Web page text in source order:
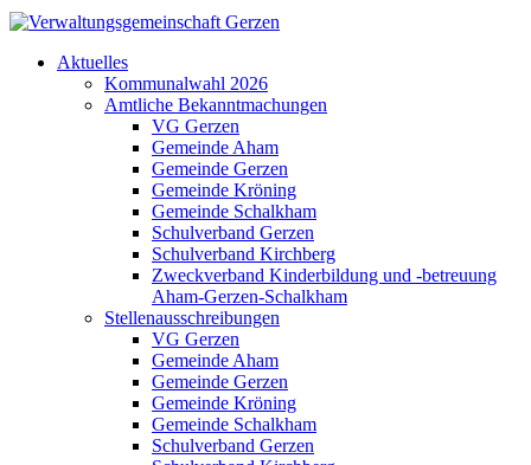
Aktuelles
Kommunalwahl 2026
Amtliche Bekanntmachungen
VG Gerzen
Gemeinde Aham
Gemeinde Gerzen
Gemeinde Kröning
Gemeinde Schalkham
Schulverband Gerzen
Schulverband Kirchberg
Zweckverband Kinderbildung und -betreuung
Aham-Gerzen-Schalkham
Stellenausschreibungen
VG Gerzen
Gemeinde Aham
Gemeinde Gerzen
Gemeinde Kröning
Gemeinde Schalkham
Schulverband Gerzen